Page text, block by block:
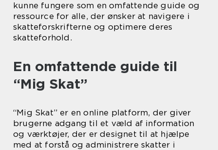
kunne fungere som en omfattende guide og
ressource for alle, der ønsker at navigere i
skatteforskrifterne og optimere deres
skatteforhold.
En omfattende guide til
“Mig Skat”
“Mig Skat” er en online platform, der giver
brugerne adgang til et væld af information
og værktøjer, der er designet til at hjælpe
med at forstå og administrere skatter i